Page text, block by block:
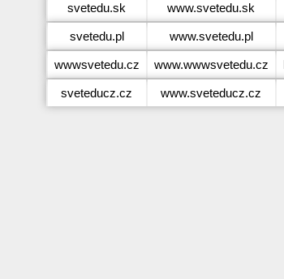
svetedu.sk www.svetedu.sk
svetedu.pl www.svetedu.pl
wwwsvetedu.cz www.wwwsvetedu.cz
sveteducz.cz www.sveteducz.cz